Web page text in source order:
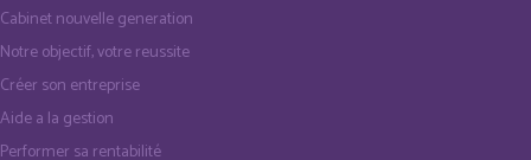
Cabinet nouvelle generation
Notre objectif, votre reussite
Créer son entreprise
Aide a la gestion
Performer sa rentabilité